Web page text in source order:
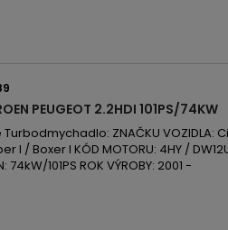
PEUGEOT 2.2HDI 101PS/74KW
ZNAČKU VOZIDLA:
I / Boxer I KÓD MOTORU: 4HY /
74kW/101PS ROK VÝROBY: 2001 -